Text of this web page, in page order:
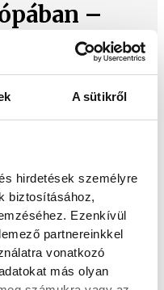
A sütikről
hirdetések személyre
biztosításához,
Ezenkívül
partnereinkkel
vonatkozó
más olyan
–
dönt a
az
száraz
155 éve nem